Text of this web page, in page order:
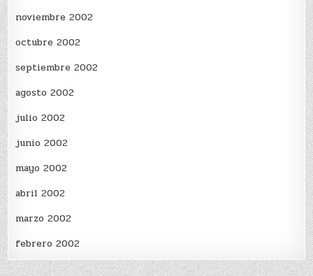
noviembre 2002
octubre 2002
septiembre 2002
agosto 2002
julio 2002
junio 2002
mayo 2002
abril 2002
marzo 2002
febrero 2002